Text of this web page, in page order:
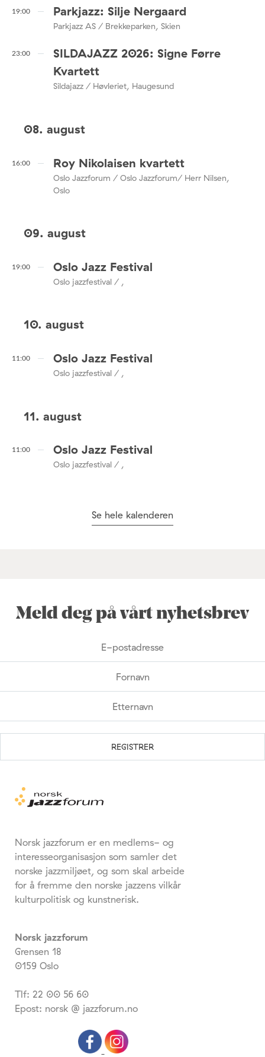
19:00 Parkjazz: Silje Nergaard
Parkjazz AS / Brekkeparken, Skien
23:00
SILDAJAZZ 2026: Signe Førre
Kvartett
Sildajazz / Høvleriet, Haugesund
08. august
16:00 Roy Nikolaisen kvartett
Oslo Jazzforum / Oslo Jazzforum/ Herr Nilsen,
Oslo
09. august
19:00 Oslo Jazz Festival
Oslo jazzfestival / ,
10. august
11:00 Oslo Jazz Festival
Oslo jazzfestival / ,
11. august
11:00 Oslo Jazz Festival
Oslo jazzfestival / ,
Se hele kalenderen
Meld deg på vårt nyhetsbrev
Norsk jazzforum er en medlems- og
interesseorganisasjon som samler det
norske jazzmiljøet, og som skal arbeide
for å fremme den norske jazzens vilkår
kulturpolitisk og kunstnerisk.
Norsk jazzforum
Grensen 18
0159 Oslo
Tlf: 22 00 56 60
Epost: norsk @ jazzforum.no